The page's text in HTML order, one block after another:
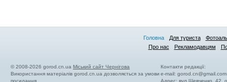
Головна Для туриста
Про нас
Рекламодавцям
© 2008-2026 gorod.cn.ua Міський сайт Чернігова
Використання матеріалів gorod.cn.ua дозволяється за умови
посилання
Контакти редакції:
e-mail:gorod.cn@gmail.com
Адрес: вул.Шевченко, 42,